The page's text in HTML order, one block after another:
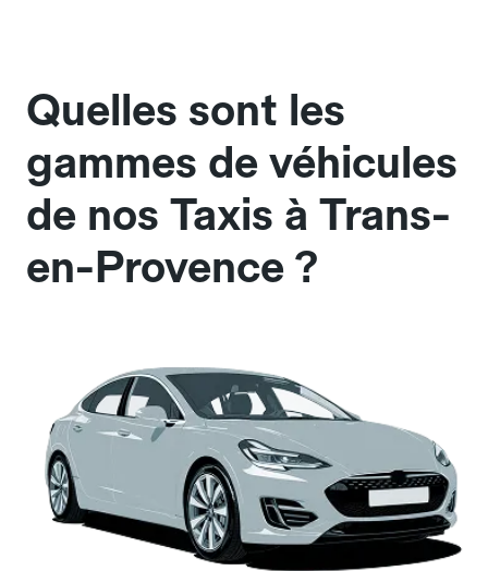
Quelles sont les
gammes de véhicules
de nos Taxis à Trans-
en-Provence ?